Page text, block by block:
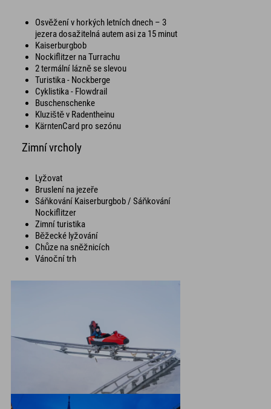
Osvěžení v horkých letních dnech – 3
jezera dosažitelná autem asi za 15 minut
Kaiserburgbob
Nockiflitzer na Turrachu
2 termální lázně se slevou
Turistika - Nockberge
Cyklistika - Flowdrail
Buschenschenke
Kluziště v Radentheinu
KärntenCard pro sezónu
Zimní vrcholy
Lyžovat
Bruslení na jezeře
Sáňkování Kaiserburgbob / Sáňkování
Nockiflitzer
Zimní turistika
Běžecké lyžování
Chůze na sněžnicích
Vánoční trh